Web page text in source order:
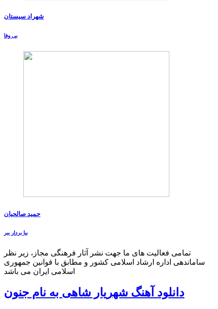
شهراد سیستان
بی وفا
حمید صالحیان
بیا بردار ببر
تمامی فعالیت های ما جهت نشر آثار فرهنگی مجاز، زیر نظر
ساماندهی اداره ارشاد اسلامی کشور و مطابق با قوانین جمهوری
اسلامی ایران می باشد
دانلود آهنگ شهریار شاهی به نام جنون